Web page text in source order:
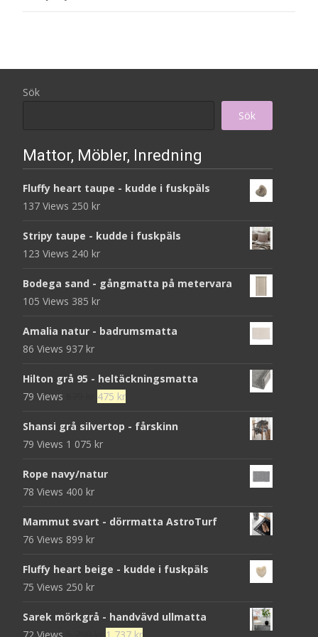
Sök
Sök
Mattor, Möbler, Inredning
Fluffy heart taupe - kudde i fuskpäls
137 Views 250 kr
Stripy taupe - kudde i fuskpäls
123 Views 240 kr
Bodega sand - gångmatta på metervara
105 Views 385 kr
Amalia natur - badrumsmatta
86 Views 937 kr
Hilton grå 95 - heltäckningsmatta
79 Views
Det
priset
var:
475 krDet
priset
Shansi grå silvertop - fårskinn
79 Views 1 075 kr
Rope navy/natur
78 Views 400 kr
Mammut svart - dörrmatta AstroTurf
76 Views 899 kr
Fluffy heart beige - kudde i fuskpäls
75 Views 250 kr
Sarek mörkgrå - handvävd ullmatta
72 Views
Det
1 737 krDet